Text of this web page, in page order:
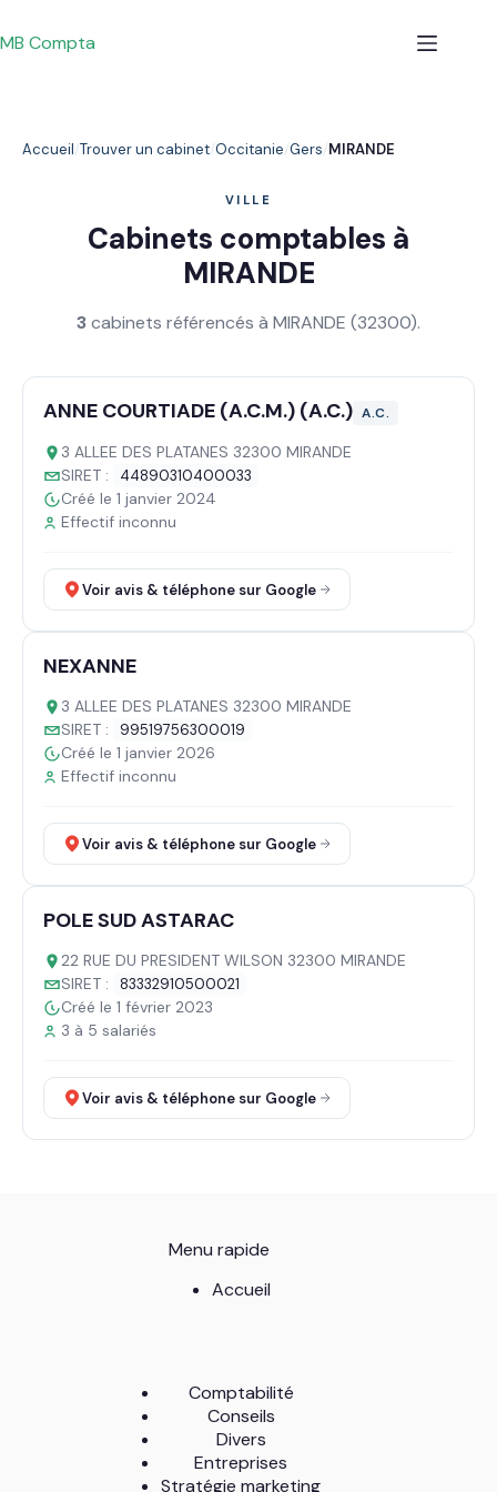
au
contenu
MB Compta
Accueil Trouver un cabinet Occitanie Gers MIRANDE
VILLE
Cabinets comptables à
MIRANDE
3cabinets référencés à MIRANDE (32300).
ANNE COURTIADE (A.C.M.) (A.C.) A.C.
3 ALLEE DES PLATANES 32300 MIRANDE
SIRET :
44890310400033
Créé le 1 janvier 2024
Effectif inconnu
Voir avis & téléphone sur Google
NEXANNE
3 ALLEE DES PLATANES 32300 MIRANDE
SIRET :
99519756300019
Créé le 1 janvier 2026
Effectif inconnu
Voir avis & téléphone sur Google
POLE SUD ASTARAC
22 RUE DU PRESIDENT WILSON 32300 MIRANDE
SIRET :
83332910500021
Créé le 1 février 2023
3 à 5 salariés
Voir avis & téléphone sur Google
Menu rapide
Accueil
Comptabilité
Conseils
Divers
Entreprises
Stratégie marketing